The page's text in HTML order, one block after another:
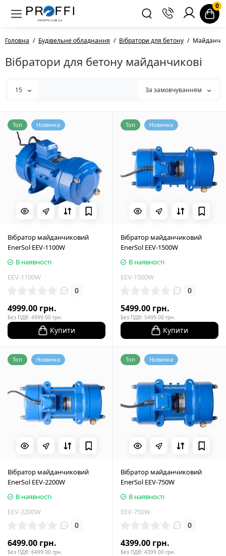
0
Головна Будівельне обладнання Вібратори для бетону
Вібратори для бетону майданчикові
15 За замовчуванням
Топ Новинка
Вібратор майданчиковий
EnerSol EEV-1100W
В наявності
EEV-1100W
0
4999.00 грн.
Без ПДВ: 4999.00 грн.
Купити
Топ Новинка
Вібратор майданчиковий
EnerSol EEV-1500W
В наявності
EEV-1500W
0
5499.00 грн.
Без ПДВ: 5499.00 грн.
Купити
Топ Новинка
Вібратор майданчиковий
EnerSol EEV-2200W
В наявності
EEV-2200W
0
6499.00 грн.
Без ПДВ: 6499.00 грн.
Топ Новинка
Вібратор майданчиковий
EnerSol EEV-750W
В наявності
EEV-750W
0
4399.00 грн.
Без ПДВ: 4399.00 грн.